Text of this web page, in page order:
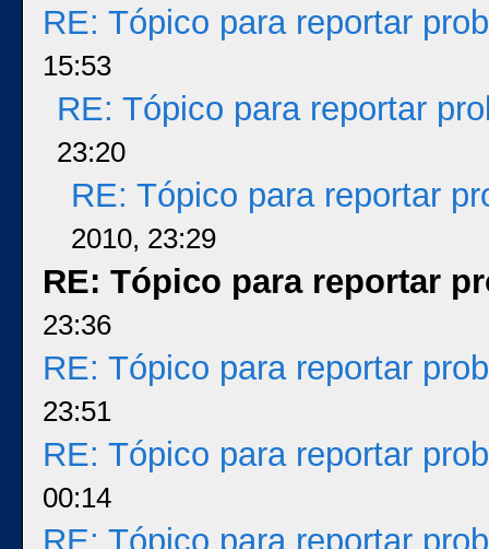
RE: Tópico para reportar
15:53
RE: Tópico para reportar
23:20
RE: Tópico para reportar
2010, 23:29
RE: Tópico para reportar
23:36
RE: Tópico para reportar
23:51
RE: Tópico para reportar
00:14
RE: Tópico para reportar